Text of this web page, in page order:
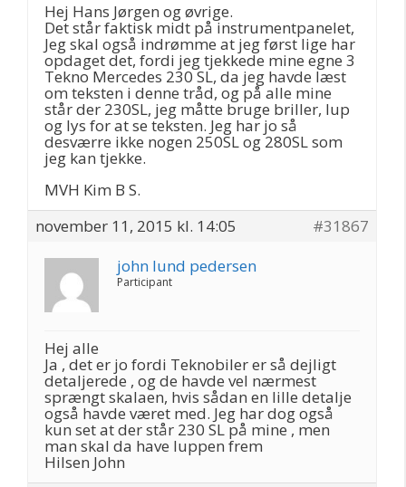
Hej Hans Jørgen og øvrige.
Det står faktisk midt på instrumentpanelet,
Jeg skal også indrømme at jeg først lige har
opdaget det, fordi jeg tjekkede mine egne 3
Tekno Mercedes 230 SL, da jeg havde læst
om teksten i denne tråd, og på alle mine
står der 230SL, jeg måtte bruge briller, lup
og lys for at se teksten. Jeg har jo så
desværre ikke nogen 250SL og 280SL som
jeg kan tjekke.
MVH Kim B S.
november 11, 2015 kl. 14:05
#31867
john lund pedersen
Participant
Hej alle
Ja , det er jo fordi Teknobiler er så dejligt
detaljerede , og de havde vel nærmest
sprængt skalaen, hvis sådan en lille detalje
også havde været med. Jeg har dog også
kun set at der står 230 SL på mine , men
man skal da have luppen frem
Hilsen John